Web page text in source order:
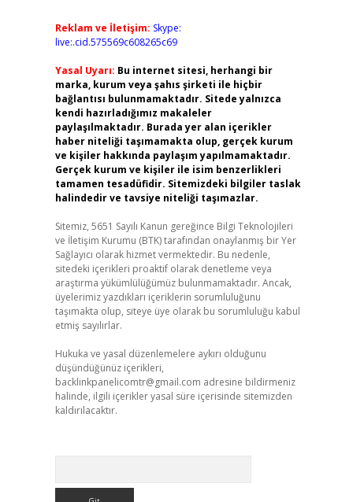
Reklam ve İletişim: Skype:
live:.cid.575569c608265c69
Yasal Uyarı: Bu internet sitesi, herhangi bir
marka, kurum veya şahıs şirketi ile hiçbir
bağlantısı bulunmamaktadır. Sitede yalnızca
kendi hazırladığımız makaleler
paylaşılmaktadır. Burada yer alan içerikler
haber niteliği taşımamakta olup, gerçek kurum
ve kişiler hakkında paylaşım yapılmamaktadır.
Gerçek kurum ve kişiler ile isim benzerlikleri
tamamen tesadüfidir. Sitemizdeki bilgiler taslak
halindedir ve tavsiye niteliği taşımazlar.
Sitemiz, 5651 Sayılı Kanun gereğince Bilgi Teknolojileri
ve İletişim Kurumu (BTK) tarafından onaylanmış bir Yer
Sağlayıcı olarak hizmet vermektedir. Bu nedenle,
sitedeki içerikleri proaktif olarak denetleme veya
araştırma yükümlülüğümüz bulunmamaktadır. Ancak,
üyelerimiz yazdıkları içeriklerin sorumluluğunu
taşımakta olup, siteye üye olarak bu sorumluluğu kabul
etmiş sayılırlar.
Hukuka ve yasal düzenlemelere aykırı olduğunu
düşündüğünüz içerikleri,
backlinkpanelicomtr@gmail.com adresine bildirmeniz
halinde, ilgili içerikler yasal süre içerisinde sitemizden
kaldırılacaktır.